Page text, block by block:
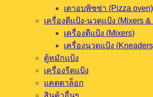
เครื่องนวดแป้ง (Kneaders)
ตู้หมักแป้ง
เครื่องรีดแป้ง
แคตตาล็อก
สินค้าอื่นๆ
เครื่องทำความเย็น
เครื่องแปรรูปเนื้อสัตว์
เครื่องซีลสุญญากาศ